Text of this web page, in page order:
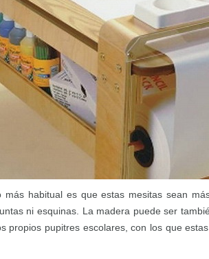
más habitual es que estas mesitas sean
ni esquinas. La madera puede ser
propios pupitres escolares, con los que